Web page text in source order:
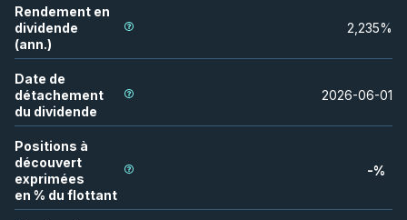
Rendement en
dividende
(ann.)
2,235%
Date de
détachement
du dividende
2026-06-01
Positions à
découvert
exprimées
en % du flottant
-%